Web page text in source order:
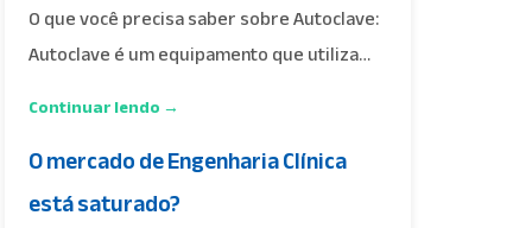
O que você precisa saber sobre Autoclave:
Autoclave é um equipamento que utiliza
Continuar lendo →
O mercado de Engenharia Clínica
está saturado?